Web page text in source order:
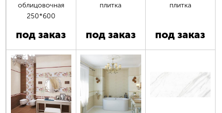
облицовочная
250*600
под заказ
плитка
под заказ
плитка
под заказ